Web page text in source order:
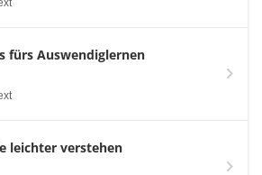
fürs Auswendiglernen
leichter verstehen